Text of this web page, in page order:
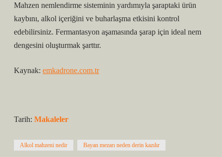
Mahzen nemlendirme sisteminin yardımıyla şaraptaki ürün
kaybını, alkol içeriğini ve buharlaşma etkisini kontrol
edebilirsiniz. Fermantasyon aşamasında şarap için ideal nem
dengesini oluşturmak şarttır.
Kaynak: emkadrone.com.tr
Tarih: Makaleler
Alkol mahzeni nedir Bayan mezarı neden derin kazılır